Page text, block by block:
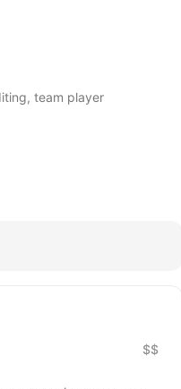
team player
$$